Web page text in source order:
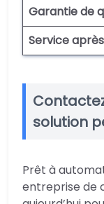
Garantie de
Service
solution
Prêt à
entreprise de